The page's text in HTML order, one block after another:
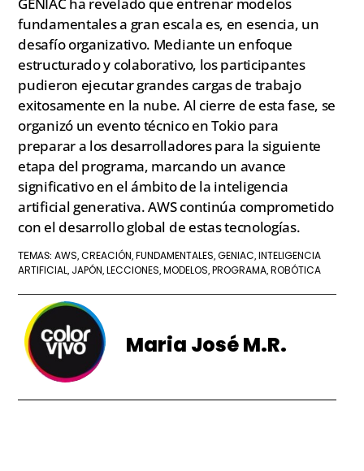
fundamentales a gran escala es, en esencia, un
desafío organizativo. Mediante un enfoque
estructurado y colaborativo, los participantes
pudieron ejecutar grandes cargas de trabajo
exitosamente en la nube. Al cierre de esta fase, se
organizó un evento técnico en Tokio para
preparar a los desarrolladores para la siguiente
etapa del programa, marcando un avance
significativo en el ámbito de la inteligencia
artificial generativa. AWS continúa comprometido
con el desarrollo global de estas tecnologías.
TEMAS:AWS,CREACIÓN, FUNDAMENTALES,GENIAC, INTELIGENCIA
ARTIFICIAL, JAPÓN, LECCIONES, MODELOS, PROGRAMA, ROBÓTICA
Maria José M.R.